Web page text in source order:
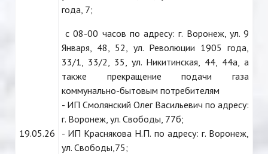
19.05.26
года, 7;
с 08-00 часов по адресу: г. Воронеж, ул. 9
Января, 48, 52, ул. Революции 1905 года,
33/1, 33/2, 35, ул. Никитинская, 44, 44а, а
также прекращение подачи газа
коммунально-бытовым потребителям
- ИП Смолянский Олег Васильевич по адресу:
г. Воронеж, ул. Свободы, 77б;
- ИП Краснякова Н.П. по адресу: г. Воронеж,
ул. Свободы,75;